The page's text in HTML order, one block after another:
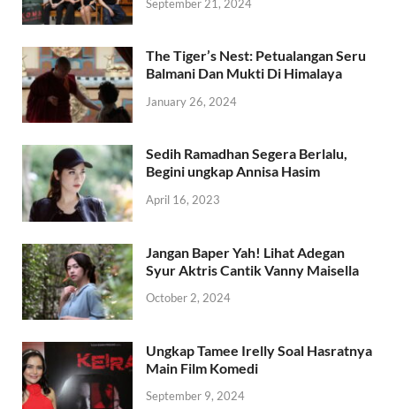
September 21, 2024
The Tiger’s Nest: Petualangan Seru
Balmani Dan Mukti Di Himalaya
January 26, 2024
Sedih Ramadhan Segera Berlalu,
Begini ungkap Annisa Hasim
April 16, 2023
Jangan Baper Yah! Lihat Adegan
Syur Aktris Cantik Vanny Maisella
October 2, 2024
Ungkap Tamee Irelly Soal Hasratnya
Main Film Komedi
September 9, 2024